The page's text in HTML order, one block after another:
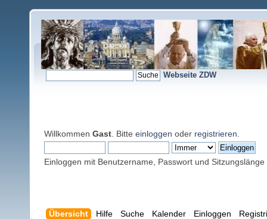
Webseite ZDW
Willkommen Gast . Bitte einloggen oder registrieren
Einloggen mit Benutzername, Passwort und Sitzungslänge
Übersicht Hilfe Suche Kalender Einloggen